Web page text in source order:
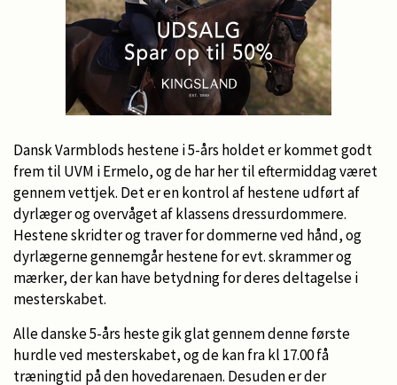
Dansk Varmblods hestene i 5-års holdet er kommet godt
frem til UVM i Ermelo, og de har her til eftermiddag været
gennem vettjek. Det er en kontrol af hestene udført af
dyrlæger og overvåget af klassens dressurdommere.
Hestene skridter og traver for dommerne ved hånd, og
dyrlægerne gennemgår hestene for evt. skrammer og
mærker, der kan have betydning for deres deltagelse i
mesterskabet.
Alle danske 5-års heste gik glat gennem denne første
hurdle ved mesterskabet, og de kan fra kl 17.00 få
træningtid på den hovedarenaen. Desuden er der